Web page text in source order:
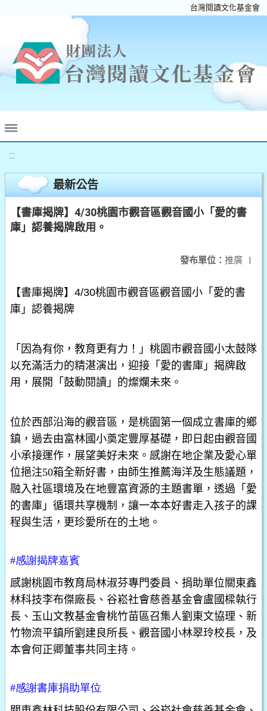
台灣閱讀文化基金會
:::
最新公告
【書庫揭牌】4/30桃園市觀音區觀音國小「愛的書
庫」認養揭牌啟用。
發布單位： 推廣 |
【書庫揭牌】 4/30桃園市觀音區觀音國小「愛的書
庫」認養揭牌
「因為有你，教育更有力！」桃園市觀音國小太鼓隊
以充滿活力的精湛演出，迎接「愛的書庫」揭牌啟
用，展開「鼓動閱讀」的燦爛未來。
位於西部沿海的觀音區，是桃園第一個成立書庫的鄉
鎮，過去由富林國小奠定豐厚基礎，即日起由觀音國
小承接運作，展望美好未來。感謝在地企業及愛心單
位挹注50箱全新好書，由師生推薦海洋及生態議題，
融入社區環境及在地豐富資源的主題書單，透過「愛
的書庫」循環共享機制，讓一本本好書走入孩子的課
程與生活，更珍愛所在的土地。
#感謝揭牌嘉賓
感謝桃園市教育局林淑芬專門委員、捐助單位關東鑫
林科技李布傑廠長、谷崧社會慈善基金會盧國樑執行
長、玉山文教基金會桃竹苗區召集人劉東文協理、新
竹物流平鎮所劉建良所長、觀音國小林翠玲校長，及
本會何正卿董事共同主持。
#感謝書庫捐助單位